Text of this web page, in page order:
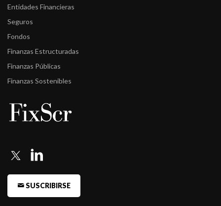
Entidades Financieras
Seguros
Fondos
Finanzas Estructuradas
Finanzas Públicas
Finanzas Sostenibles
SUSCRIBIRSE